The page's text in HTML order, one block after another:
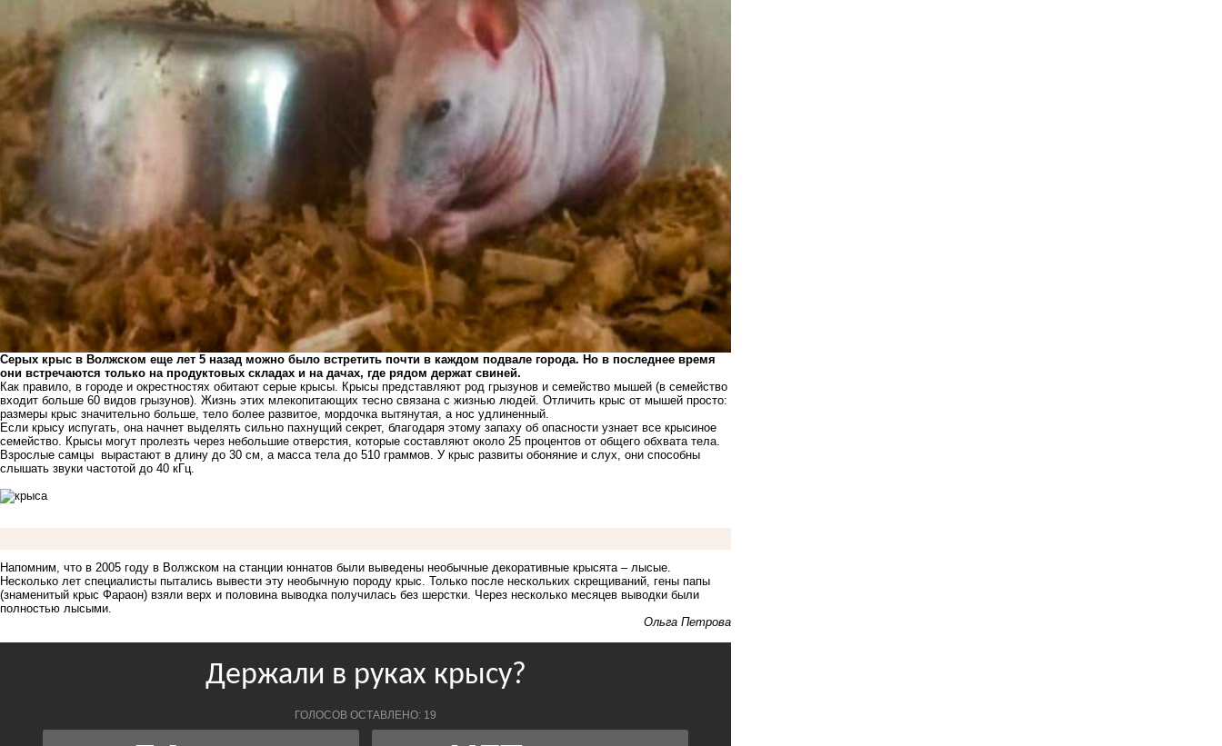
Серых крыс в Волжском еще лет 5 назад можно было встретить почти в каждом подвале города. Но в последнее время
они встречаются только на продуктовых складах и на дачах, где рядом держат свиней.
Как правило, в городе и окрестностях обитают серые крысы. Крысы представляют род грызунов и семейство мышей (в семейство
входит больше 60 видов грызунов). Жизнь этих млекопитающих тесно связана с жизнью людей. Отличить крыс от мышей просто:
размеры крыс значительно больше, тело более развитое, мордочка вытянутая, а нос удлиненный.
Если крысу испугать, она начнет выделять сильно пахнущий секрет, благодаря этому запаху об опасности узнает все крысиное
семейство. Крысы могут пролезть через небольшие отверстия, которые составляют около 25 процентов от общего обхвата тела.
Взрослые самцы вырастают в длину до 30 см, а масса тела до 510 граммов. У крыс развиты обоняние и слух, они способны
слышать звуки частотой до 40 кГц.
Напомним, что в 2005 году в Волжском на станции юннатов были выведены необычные декоративные крысята – лысые.
Несколько лет специалисты пытались вывести эту необычную породу крыс. Только после нескольких скрещиваний, гены папы
(знаменитый крыс Фараон) взяли верх и половина выводка получилась без шерстки. Через несколько месяцев выводки были
полностью лысыми.
Ольга Петрова